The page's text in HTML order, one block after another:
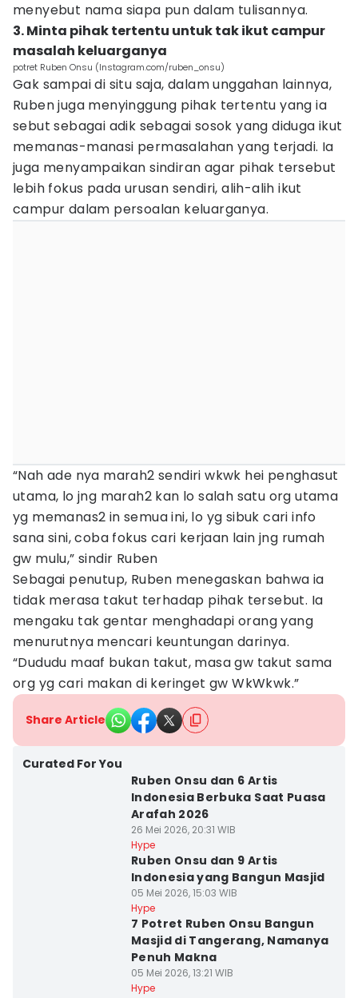
menyebut nama siapa pun dalam tulisannya.
3. Minta pihak tertentu untuk tak ikut campur
masalah keluarganya
potret Ruben Onsu (Instagram.com/ruben_onsu)
Gak sampai di situ saja, dalam unggahan lainnya,
Ruben juga menyinggung pihak tertentu yang ia
sebut sebagai adik sebagai sosok yang diduga ikut
memanas-manasi permasalahan yang terjadi. Ia
juga menyampaikan sindiran agar pihak tersebut
lebih fokus pada urusan sendiri, alih-alih ikut
campur dalam persoalan keluarganya.
“Nah ade nya marah2 sendiri wkwk hei penghasut
utama, lo jng marah2 kan lo salah satu org utama
yg memanas2 in semua ini, lo yg sibuk cari info
sana sini, coba fokus cari kerjaan lain jng rumah
gw mulu,” sindir Ruben
Sebagai penutup, Ruben menegaskan bahwa ia
tidak merasa takut terhadap pihak tersebut. Ia
mengaku tak gentar menghadapi orang yang
menurutnya mencari keuntungan darinya.
“Dududu maaf bukan takut, masa gw takut sama
org yg cari makan di keringet gw WkWkwk.”
Share Article
Curated For You
Ruben Onsu dan 6 Artis
Indonesia Berbuka Saat Puasa
Arafah 2026
26 Mei 2026, 20:31 WIB
Hype
Ruben Onsu dan 9 Artis
Indonesia yang Bangun Masjid
05 Mei 2026, 15:03 WIB
Hype
7 Potret Ruben Onsu Bangun
Masjid di Tangerang, Namanya
Penuh Makna
05 Mei 2026, 13:21 WIB
Hype